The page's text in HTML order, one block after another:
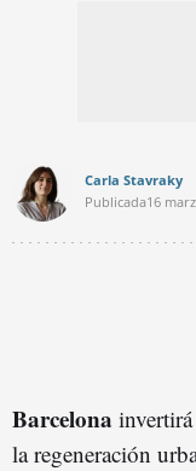
Carla Stavraky
Publicada16
Barcelona invertirá
la regeneración